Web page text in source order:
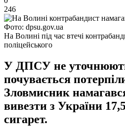
246
Фото: dpsu.gov.ua
На Волині під час втечі
поліцейського
У ДПСУ не
почувається
Зловмисник
вивезти з України
сигарет.